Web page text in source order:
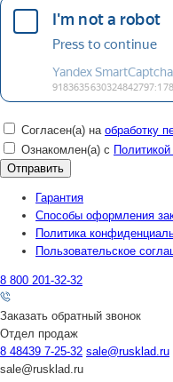
Согласен(а) на обработку
Ознакомлен(а) с
Гарантия
Способы оформления
Политика
Пользовательское
8 800 201-32-32
Заказать обратный звонок
Отдел продаж
8 48439 7-25-32 sale@rusklad.ru
sale@rusklad.ru